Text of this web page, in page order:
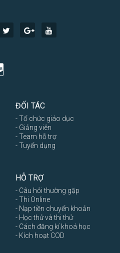
ĐỐI TÁC
- Tổ chức giáo dục
- Giảng viên
- Team hỗ trợ
- Tuyển dụng
HỖ TRỢ
- Câu hỏi thường gặp
- Thi Online
- Nạp tiền chuyển khoản
- Học thử và thi thử
- Cách đăng kí khoá học
- Kích hoạt COD